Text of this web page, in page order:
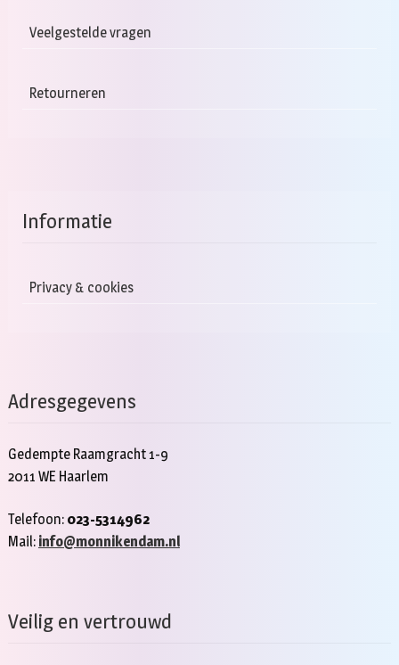
Veelgestelde vragen
Retourneren
Informatie
Privacy & cookies
Adresgegevens
Gedempte Raamgracht 1-9
2011 WE Haarlem
Telefoon: 023-5314962
Mail: info@monnikendam.nl
Veilig en vertrouwd